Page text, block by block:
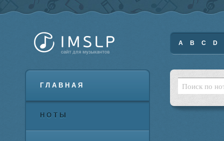
ГЛАВНАЯ
НОТЫ
A B C D